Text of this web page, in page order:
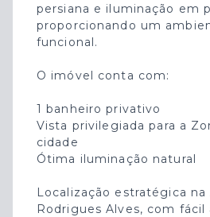
persiana e iluminação em
proporcionando um
funcional.
O imóvel conta com:
1 banheiro privativo
Vista privilegiada para a
cidade
Ótima iluminação natural
Localização estratégica na
Rodrigues Alves, com fácil